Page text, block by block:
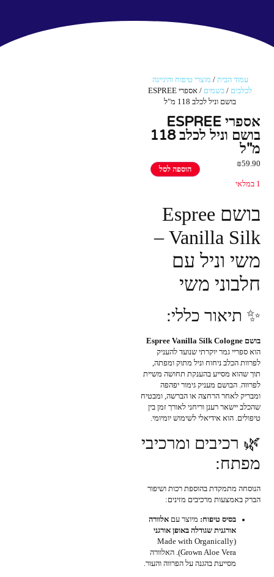
עמוד הבית / מוצרי טיפוח והיגיינה
לכלבים / בשמים
/ אספרי ESPREE
בושם וניל לכלב 118 מ"ל
אספרי ESPREE
בושם וניל לכלב 118
מ"ל
₪59.90
1 במלאי
הוספה לסל
בושם Espree
Vanilla Silk –
משי וניל עם
חלבוני משי
✨ תיאור כללי:
בושם Espree Vanilla Silk Cologne
הוא ספריי גמר יוקרתי שנועד להעניק
לפרוות הכלב ניחוח וניל מתוק ומפתה,
תוך שהוא מסייע בהענקת תחושה משיית
לפרווה. הבושם מעניק גימור יפהפה
ומבריק לאחר הרחצה או הברשה, ומבטיח
שהכלב יישאר רענן וריחני לאורך זמן בין
טיפולים. הוא אידיאלי לשימוש יומיומי.
🌿 רכיבים ומרכיבי
מפתח:
הנוסחה מתמקדת בהוספת רכות ושיפור
הברק באמצעות מרכיבים מזינים:
בסיס טיפוח: מיוצר עםאלוורה
אורגנית שגודלה באופן אורגני
(Made with Organically
Grown Aloe Vera). האלוורה
מסייעת בהגנה על הפרווה והעור.